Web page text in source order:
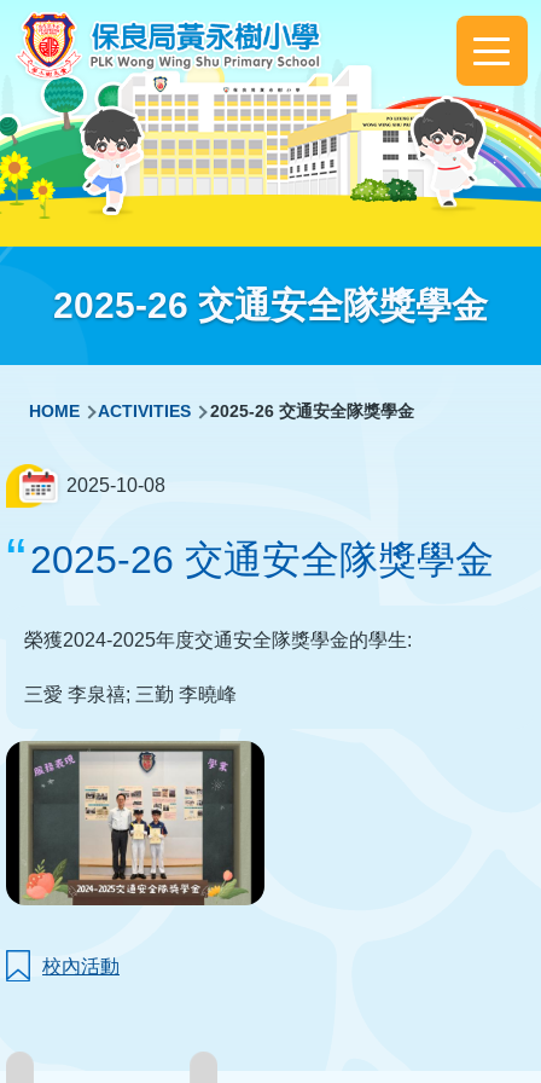
Skip to main content
Main
navigation
2025-26 交通安全隊獎學金
Breadcrumb
HOME ACTIVITIES 2025-26 交通安全隊獎學金
2025-10-08
2025-26 交通安全隊獎學金
榮獲2024-2025年度交通安全隊獎學金的學生:
三愛 李泉禧; 三勤 李曉峰
校內活動